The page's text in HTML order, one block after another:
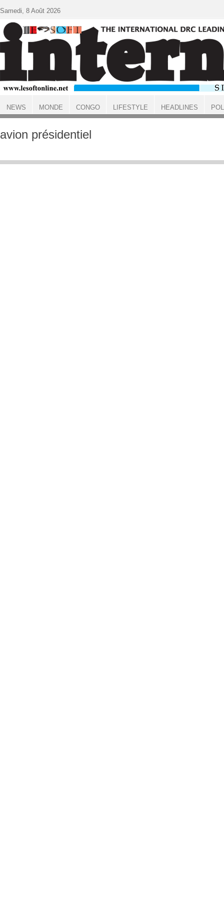
ACCUEIL
avion présidentiel
Samedi, 8 Août 2026
NEWS MONDE CONGO LIFESTYLE HEADLINES